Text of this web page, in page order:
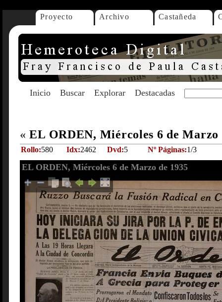
Proyecto Archivo Castañeda
Inicio Buscar Explorar Destacadas
« EL ORDEN, Miércoles 6 de Marzo
Rollo:580 Idx:2462 Dvd:5 Nº Páginas:1/3
EL ORDEN, Miércoles 6 de Marzo de 1935